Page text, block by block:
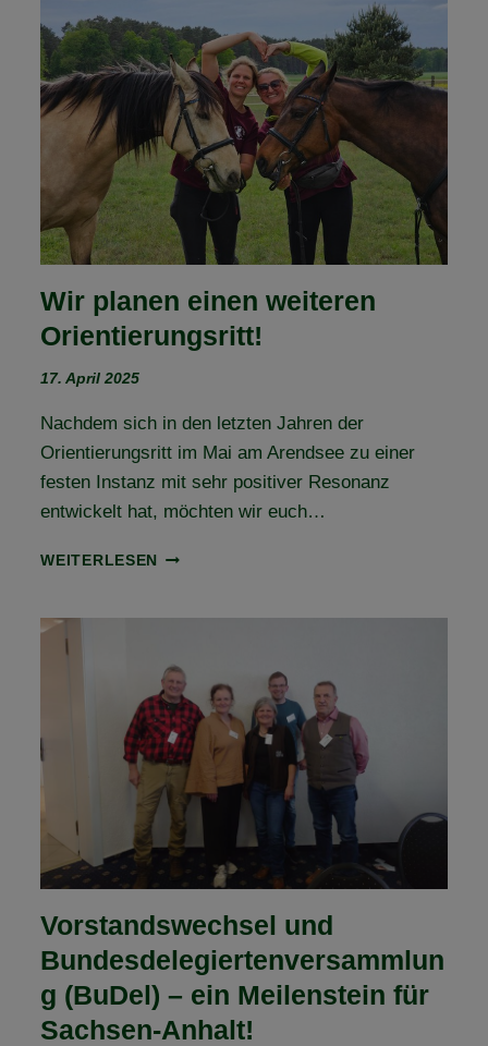
IN
DER
AUSBILDUNG
TEIL
3
Wir planen einen weiteren
Orientierungsritt!
17. April 2025
Nachdem sich in den letzten Jahren der
Orientierungsritt im Mai am Arendsee zu einer
festen Instanz mit sehr positiver Resonanz
entwickelt hat, möchten wir euch…
WEITERLESEN
WIR
Vorstandswechsel und
Bundesdelegiertenversammlun
g (BuDel) – ein Meilenstein für
Sachsen-Anhalt!